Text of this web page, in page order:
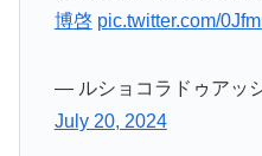
博啓 pic.twitter.com/
— ルショコラドゥアッ
July 20, 2024